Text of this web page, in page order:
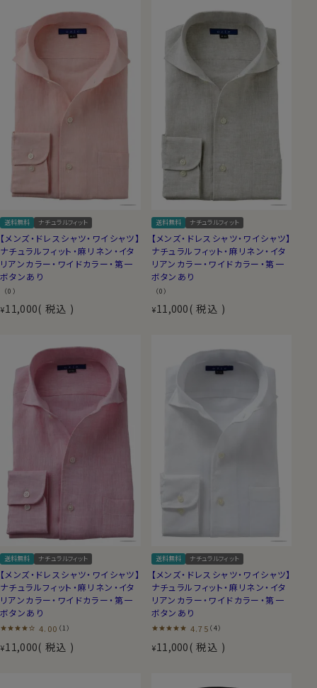
送料無料 ナチュラルフィット
【メンズ・ドレスシャツ・ワイシャツ】
ナチュラルフィット・麻リネン・イタ
リアンカラー・ワイドカラー・第一
ボタンあり
（0）
¥11,000 税込
送料無料 ナチュラルフィット
【メンズ・ドレスシャツ・ワイシャツ】
ナチュラルフィット・麻リネン・イタ
リアンカラー・ワイドカラー・第一
ボタンあり
（0）
¥11,000 税込
送料無料 ナチュラルフィット
【メンズ・ドレスシャツ・ワイシャツ】
ナチュラルフィット・麻リネン・イタ
リアンカラー・ワイドカラー・第一
ボタンあり
4.00 （1）
¥11,000 税込
送料無料 ナチュラルフィット
【メンズ・ドレスシャツ・ワイシャツ】
ナチュラルフィット・麻リネン・イタ
リアンカラー・ワイドカラー・第一
ボタンあり
4.75 （4）
¥11,000 税込